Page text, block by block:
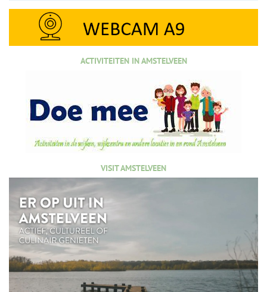
ACTIVITEITEN IN AMSTELVEEN
VISIT AMSTELVEEN